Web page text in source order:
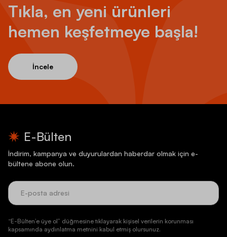
Tıkla, en yeni ürünleri
hemen keşfetmeye başla!
İncele
E-Bülten
İndirim, kampanya ve duyurulardan haberdar olmak için e-
bültene abone olun.
“E-Bülten’e üye ol” düğmesine tıklayarak kişisel verilerin korunması
kapsamında aydınlatma metnini kabul etmiş olursunuz.